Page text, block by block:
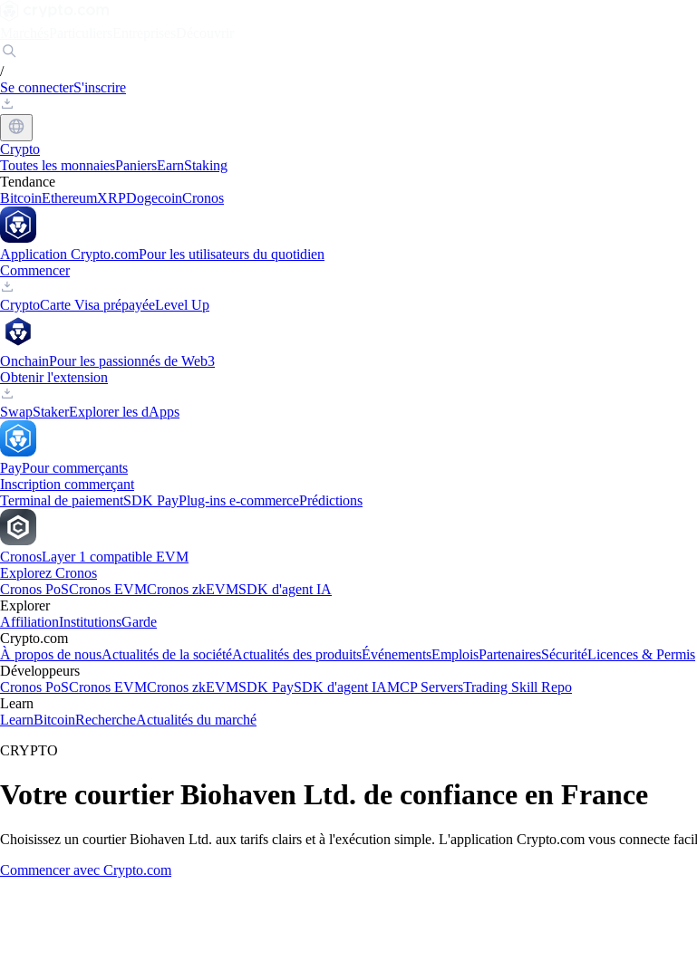
/
Se connecterS'inscrire
Crypto
Toutes les monnaiesPaniersEarnStaking
Tendance
BitcoinEthereumXRPDogecoinCronos
Application Crypto.comPour les utilisateurs du quotidien
Commencer
CryptoCarte Visa prépayéeLevel Up
OnchainPour les passionnés de Web3
Obtenir l'extension
SwapStakerExplorer les dApps
PayPour commerçants
Inscription commerçant
Terminal de paiementSDK PayPlug-ins e-commercePrédictions
CronosLayer 1 compatible EVM
Explorez Cronos
Cronos PoSCronos EVMCronos zkEVMSDK d'agent IA
Explorer
AffiliationInstitutionsGarde
Crypto.com
À propos de nousActualités de la sociétéActualités des produitsÉvénementsEmploisPartenairesSécuritéLicences & Permis
Développeurs
Cronos PoSCronos EVMCronos zkEVMSDK PaySDK d'agent IAMCP ServersTrading Skill Repo
Learn
LearnBitcoinRechercheActualités du marché
CRYPTO
Votre courtier Biohaven Ltd. de confiance en France
Choisissez un courtier Biohaven Ltd. aux tarifs clairs et à l'exécution simple. L'application Crypto.com vous connecte
Commencer avec Crypto.com